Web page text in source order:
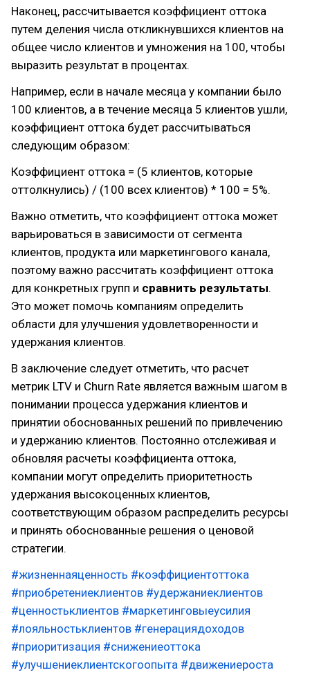
Наконец, рассчитывается коэффициент оттока
путем деления числа откликнувшихся клиентов на
общее число клиентов и умножения на 100, чтобы
выразить результат в процентах.
Например, если в начале месяца у компании было
100 клиентов, а в течение месяца 5 клиентов ушли,
коэффициент оттока будет рассчитываться
следующим образом:
Коэффициент оттока = (5 клиентов, которые
оттолкнулись) / (100 всех клиентов) * 100 = 5%.
Важно отметить, что коэффициент оттока может
варьироваться в зависимости от сегмента
клиентов, продукта или маркетингового канала,
поэтому важно рассчитать коэффициент оттока
для конкретных групп и сравнить результаты.
Это может помочь компаниям определить
области для улучшения удовлетворенности и
удержания клиентов.
В заключение следует отметить, что расчет
метрик LTV и Churn Rate является важным шагом в
понимании процесса удержания клиентов и
принятии обоснованных решений по привлечению
и удержанию клиентов. Постоянно отслеживая и
обновляя расчеты коэффициента оттока,
компании могут определить приоритетность
удержания высокоценных клиентов,
соответствующим образом распределить ресурсы
и принять обоснованные решения о ценовой
стратегии.
#жизненнаяценность #коэффициентоттока
#приобретениеклиентов #удержаниеклиентов
#ценностьклиентов #маркетинговыеусилия
#лояльностьклиентов #генерациядоходов
#приоритизация #снижениеоттока
#улучшениеклиентскогоопыта #движениероста